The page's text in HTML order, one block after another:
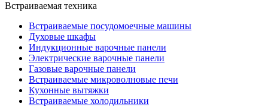
Встраиваемая техника
Встраиваемые посудомоечные машины
Духовые шкафы
Индукционные варочные панели
Электрические варочные панели
Газовые варочные панели
Встраиваемые микроволновые печи
Кухонные вытяжки
Встраиваемые холодильники